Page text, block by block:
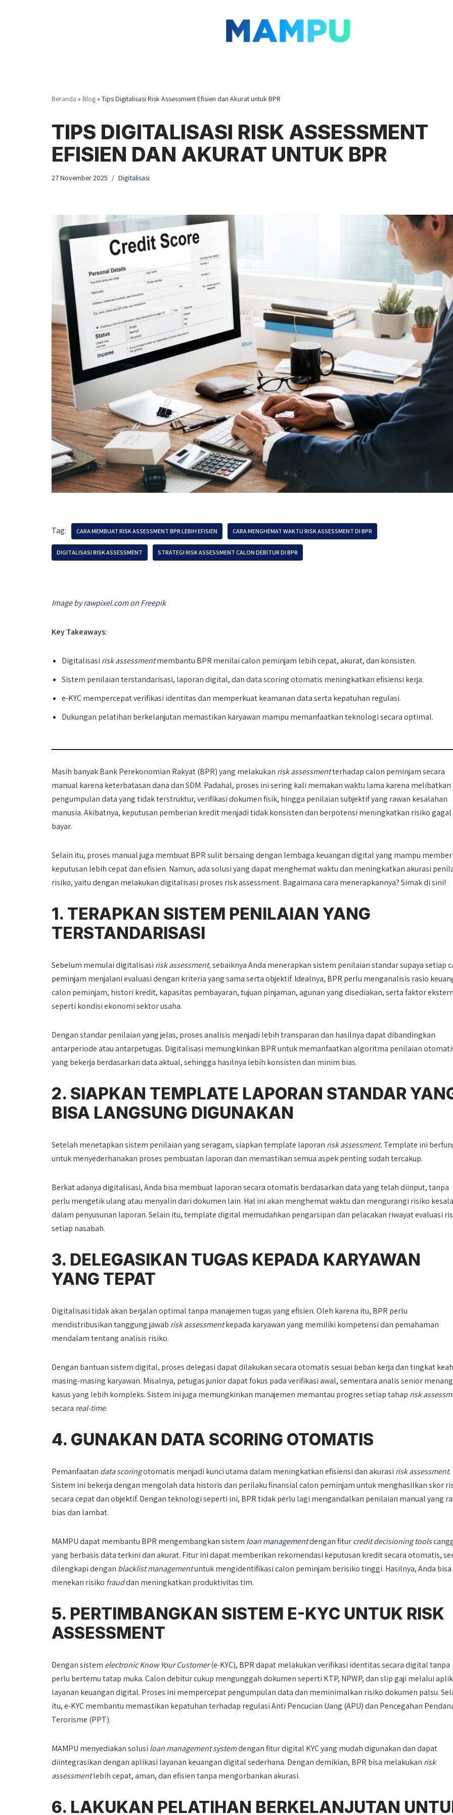
Beranda » Blog» Tips Digitalisasi Risk Assessment Efisien dan Akurat untuk BPR
TIPS DIGITALISASI RISK ASSESSMENT
EFISIEN DAN AKURAT UNTUK BPR
27 November 2025 Digitalisasi
Tag: CARA MEMBUAT RISK ASSESSMENT BPR LEBIH EFISIEN CARA MENGHEMAT WAKTU RISK ASSESSMENT DI BPR
DIGITALISASI RISK ASSESSMENT STRATEGI RISK ASSESSMENT CALON DEBITUR DI BPR
Image byrawpixel.com on Freepik
Key Takeaways:
Digitalisasi risk assessmentmembantu BPR menilai calon peminjam lebih cepat, akurat, dan konsisten.
Sistem penilaian terstandarisasi, laporan digital, dan data scoring otomatis meningkatkan efisiensi kerja.
e-KYC mempercepat verifikasi identitas dan memperkuat keamanan data serta kepatuhan regulasi.
Dukungan pelatihan berkelanjutan memastikan karyawan mampu memanfaatkan teknologi secara optimal.
Masih banyak Bank Perekonomian Rakyat (BPR) yang melakukan risk assessmentterhadap calon peminjam secara
manual karena keterbatasan dana dan SDM. Padahal, proses ini sering kali memakan waktu lama karena melibatkan
pengumpulan data yang tidak terstruktur, verifikasi dokumen fisik, hingga penilaian subjektif yang rawan kesalahan
manusia. Akibatnya, keputusan pemberian kredit menjadi tidak konsisten dan berpotensi meningkatkan risiko gagal
bayar.
Selain itu, proses manual juga membuat BPR sulit bersaing dengan lembaga keuangan digital yang mampu
keputusan lebih cepat dan efisien. Namun, ada solusi yang dapat menghemat waktu dan meningkatkan akurasi
risiko, yaitu dengan melakukan digitalisasi proses risk assessment. Bagaimana cara menerapkannya? Simak di sini!
1. TERAPKAN SISTEM PENILAIAN YANG
TERSTANDARISASI
Sebelum memulai digitalisasi risk assessment,sebaiknya Anda menerapkan sistem penilaian standar supaya setiap
peminjam menjalani evaluasi dengan kriteria yang sama serta objektif. Idealnya, BPR perlu menganalisis rasio
calon peminjam, histori kredit, kapasitas pembayaran, tujuan pinjaman, agunan yang disediakan, serta faktor
seperti kondisi ekonomi sektor usaha.
Dengan standar penilaian yang jelas, proses analisis menjadi lebih transparan dan hasilnya dapat dibandingkan
antarperiode atau antarpetugas. Digitalisasi memungkinkan BPR untuk memanfaatkan algoritma penilaian
yang bekerja berdasarkan data aktual, sehingga hasilnya lebih konsisten dan minim bias.
2. SIAPKAN TEMPLATE LAPORAN STANDAR
BISA LANGSUNG DIGUNAKAN
Setelah menetapkan sistem penilaian yang seragam, siapkan template laporan risk assessment. Template ini
untuk menyederhanakan proses pembuatan laporan dan memastikan semua aspek penting sudah tercakup.
Berkat adanya digitalisasi, Anda bisa membuat laporan secara otomatis berdasarkan data yang telah diinput, tanpa
perlu mengetik ulang atau menyalin dari dokumen lain. Hal ini akan menghemat waktu dan mengurangi risiko
dalam penyusunan laporan. Selain itu, template digital memudahkan pengarsipan dan pelacakan riwayat evaluasi
setiap nasabah.
3. DELEGASIKAN TUGAS KEPADA KARYAWAN
YANG TEPAT
Digitalisasi tidak akan berjalan optimal tanpa manajemen tugas yang efisien. Oleh karena itu, BPR perlu
mendistribusikan tanggung jawab risk assessmentkepada karyawan yang memiliki kompetensi dan pemahaman
mendalam tentang analisis risiko.
Dengan bantuan sistem digital, proses delegasi dapat dilakukan secara otomatis sesuai beban kerja dan tingkat
masing-masing karyawan. Misalnya, petugas junior dapat fokus pada verifikasi awal, sementara analis senior
kasus yang lebih kompleks. Sistem ini juga memungkinkan manajemen memantau progres setiap tahap risk
secara real-time.
4. GUNAKAN DATA SCORING OTOMATIS
Pemanfaatan data scoringotomatis menjadi kunci utama dalam meningkatkan efisiensi dan akurasi risk assessment.
Sistem ini bekerja dengan mengolah data historis dan perilaku finansial calon peminjam untuk menghasilkan skor
secara cepat dan objektif. Dengan teknologi seperti ini, BPR tidak perlu lagi mengandalkan penilaian manual yang
bias dan lambat.
MAMPU dapat membantu BPR mengembangkan sistem loan managementdengan fiturcredit decisioning tools
yang berbasis data terkini dan akurat. Fitur ini dapat memberikan rekomendasi keputusan kredit secara otomatis,
dilengkapi dengan blacklist managementuntuk mengidentifikasi calon peminjam berisiko tinggi. Hasilnya, Anda bisa
menekan risiko frauddan meningkatkan produktivitas tim.
5. PERTIMBANGKAN SISTEM E-KYC UNTUK RISK
ASSESSMENT
Dengan sistem electronic Know Your Customer(e-KYC), BPR dapat melakukan verifikasi identitas secara digital tanpa
perlu bertemu tatap muka. Calon debitur cukup mengunggah dokumen seperti KTP, NPWP, dan slip gaji melalui
layanan keuangan digital. Proses ini mempercepat pengumpulan data dan meminimalkan risiko dokumen palsu.
itu, e-KYC membantu memastikan kepatuhan terhadap regulasi Anti Pencucian Uang (APU) dan Pencegahan
Terorisme (PPT).
MAMPU menyediakan solusi loan management systemdengan fitur digital KYC yang mudah digunakan dan dapat
diintegrasikan dengan aplikasi layanan keuangan digital sederhana. Dengan demikian, BPR bisa melakukan risk
assessmentlebih cepat, aman, dan efisien tanpa mengorbankan akurasi.
6. LAKUKAN PELATIHAN BERKELANJUTAN